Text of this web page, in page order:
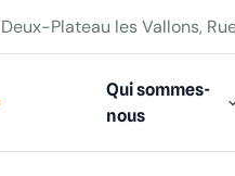
Plateau les Vallons,
Qui sommes-
nous